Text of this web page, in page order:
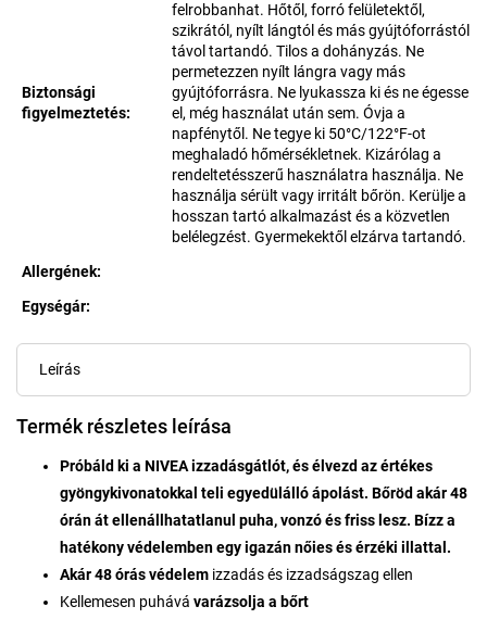
Biztonsági
figyelmeztetés:
felrobbanhat. Hőtől, forró felületektől,
szikrától, nyílt lángtól és más gyújtóforrástól
távol tartandó. Tilos a dohányzás. Ne
permetezzen nyílt lángra vagy más
gyújtóforrásra. Ne lyukassza ki és ne égesse
el, még használat után sem. Óvja a
napfénytől. Ne tegye ki 50°C/122°F-ot
meghaladó hőmérsékletnek. Kizárólag a
rendeltetésszerű használatra használja. Ne
használja sérült vagy irritált bőrön. Kerülje a
hosszan tartó alkalmazást és a közvetlen
belélegzést. Gyermekektől elzárva tartandó.
Allergének:
Egységár:
Leírás
Termék részletes leírása
Próbáld ki a NIVEA izzadásgátlót, és élvezd az értékes
gyöngykivonatokkal teli egyedülálló ápolást. Bőröd akár 48
órán át ellenállhatatlanul puha, vonzó és friss lesz. Bízz a
hatékony védelemben egy igazán nőies és érzéki illattal.
Akár 48 órás védelem izzadás és izzadságszag ellen
Kellemesen puhává varázsolja a bőrt